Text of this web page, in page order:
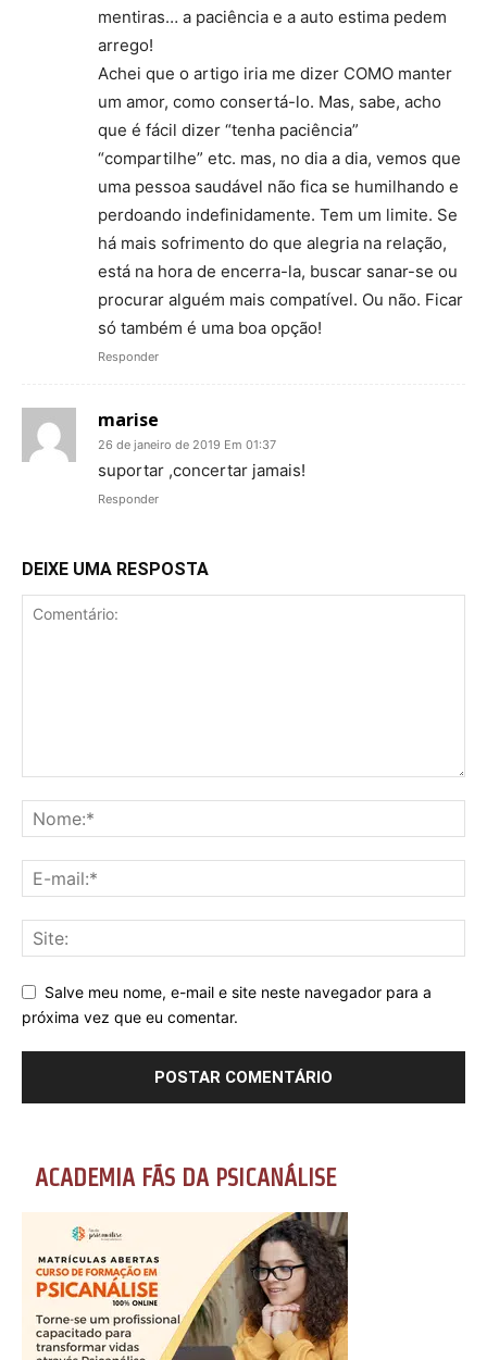
mentiras… a paciência e a auto estima pedem
arrego!
Achei que o artigo iria me dizer COMO manter
um amor, como consertá-lo. Mas, sabe, acho
que é fácil dizer “tenha paciência”
“compartilhe” etc. mas, no dia a dia, vemos que
uma pessoa saudável não fica se humilhando e
perdoando indefinidamente. Tem um limite. Se
há mais sofrimento do que alegria na relação,
está na hora de encerra-la, buscar sanar-se ou
procurar alguém mais compatível. Ou não. Ficar
só também é uma boa opção!
Responder
marise
26 de janeiro de 2019 Em 01:37
suportar ,concertar jamais!
Responder
DEIXE UMA RESPOSTA
Salve meu nome, e-mail e site neste navegador para a
próxima vez que eu comentar.
ACADEMIA FÃS DA PSICANÁLISE